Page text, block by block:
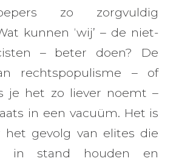
roepers zo zorgvuldig
kunnen ‘wij’ – de niet-
– beter doen? De
rechtspopulisme – of
je het zo liever noemt –
in een vacuüm. Het is
het gevolg van elites die
in stand houden en